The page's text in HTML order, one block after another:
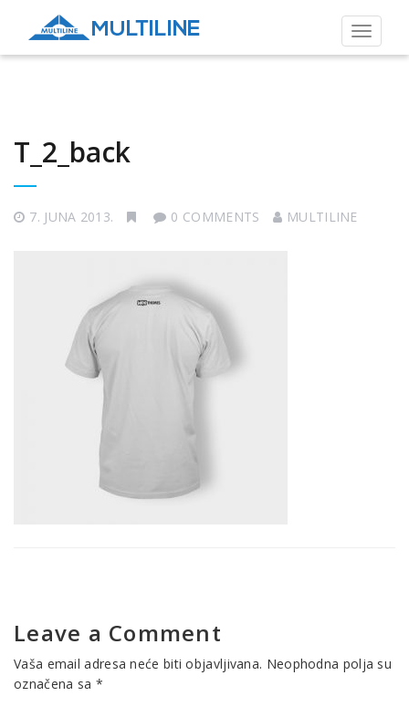
Toggle
T_2_back
7. JUNA 2013. 0 COMMENTS MULTILINE
Leave a Comment
Vaša email adresa neće biti objavljivana. Neophodna polja su
označena sa *